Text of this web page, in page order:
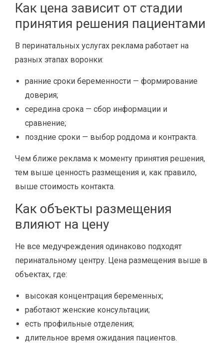
Как цена зависит от стадии
принятия решения пациентами
В перинатальных услугах реклама работает на
разных этапах воронки:
ранние сроки беременности — формирование
доверия;
середина срока — сбор информации и
сравнение;
поздние сроки — выбор роддома и контракта.
Чем ближе реклама к моменту принятия решения,
тем выше ценность размещения и, как правило,
выше стоимость контакта.
Как объекты размещения
влияют на цену
Не все медучреждения одинаково подходят
перинатальному центру. Цена размещения выше в
объектах, где:
высокая концентрация беременных;
работают женские консультации;
есть профильные отделения;
длительное время ожидания пациентов.